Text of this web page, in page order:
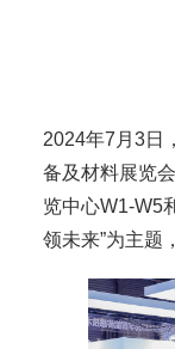
2024年7月3日
备及材料展览
览中心W1-W5
领未来”为主题